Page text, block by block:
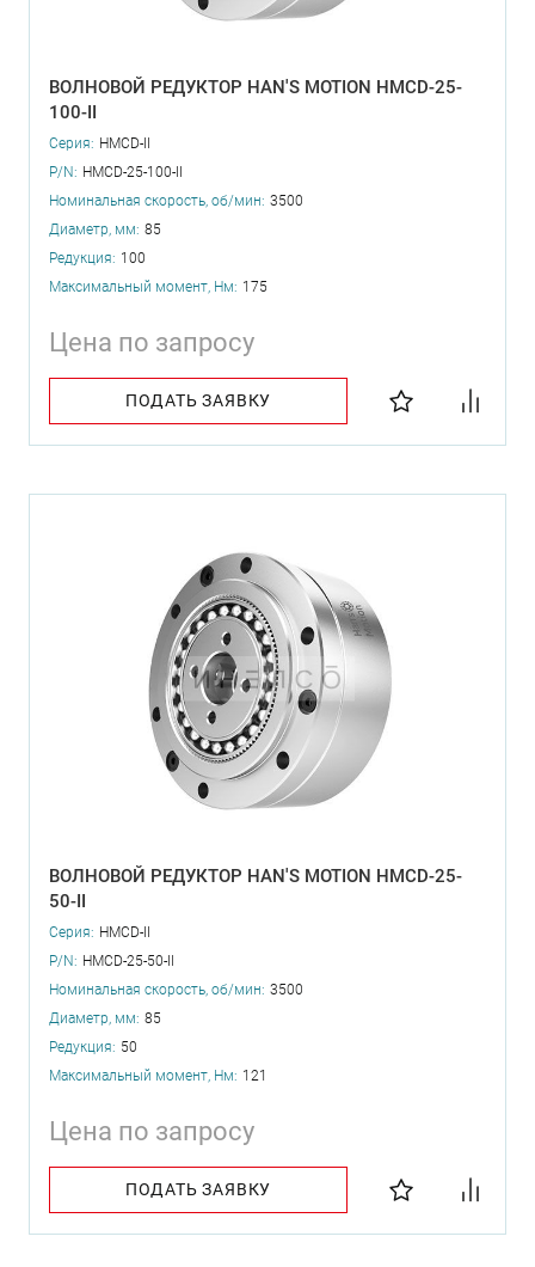
ВОЛНОВОЙ РЕДУКТОР HAN'S MOTION HMCD-25-
100-II
Серия: HMCD-II
P/N: HMCD-25-100-II
Номинальная скорость, об/мин: 3500
Диаметр, мм: 85
Редукция: 100
Максимальный момент, Нм: 175
Цена по запросу
ПОДАТЬ ЗАЯВКУ
ВОЛНОВОЙ РЕДУКТОР HAN'S MOTION HMCD-25-
50-II
Серия: HMCD-II
P/N: HMCD-25-50-II
Номинальная скорость, об/мин: 3500
Диаметр, мм: 85
Редукция: 50
Максимальный момент, Нм: 121
Цена по запросу
ПОДАТЬ ЗАЯВКУ